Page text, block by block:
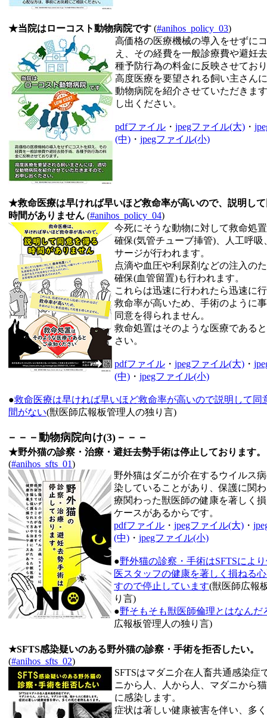
★当院はローコスト動物病院です (#anihos_policy_03)
高価格の医療機械の導入をせずに
え、その経費を一般診療費や避妊
種予防行為の料金に反映させてお
高度医療を要望される飼い主さん
動物病院を紹介させていただきま
し出ください。
pdfファイル ・ jpegファイル(大) ・
(中) ・ jpegファイル(小)
★救命医療は早ければ早いほど救命率が高いので、説明し
時間がありません (#anihos_policy_04)
今死にそうな動物に対して救命処
確保(気管チューブ挿管)、人工呼吸
サージが行われます。
点滴や血圧や利尿剤などの注入の
確保(血管留置)も行われます。
これらは迅速に行われたら迅速に
救命率が高いため、手術のように
同意を得られません。
救命処置はそのような医療である
さい。
pdfファイル ・ jpegファイル(大) ・
(中) ・ jpegファイル(小)
●救命医療は早ければ早いほど救命率が高いので説明して同
間がない(獣医師広報板管理人の独り言)
－－－動物病院向け(3)－－－
★野外猫の診察・治療・避妊去勢手術は停止しております。
(#anihos_sfts_01)
野外猫はダニが介在するウイルス
染していることがあり、保護に関
療関わった獣医師の健康を著しく
ケースがあるからです。
pdfファイル ・ jpegファイル(大) ・
(中) ・ jpegファイル(小)
●野外猫の診察・手術はSFTSによ
医スタッフの健康を著しく損ねる
すので停止しています(獣医師広報
り言)
●野そもそも獣医師倫理とはなんだ
広報板管理人の独り言)
★SFTS感染疑いのある野外猫の診察・手術を拒否したい。
(#anihos_sfts_02)
SFTSはマダニ介在人畜共通感染症
ニから人、人から人、マダニから
に感染します。
症状は著しい健康被害を伴い、多